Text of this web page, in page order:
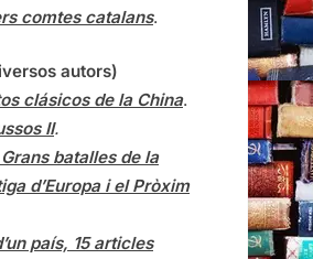
comtes catalans.
autors)
clásicos de la China.
II.
batalles de la
d’Europa i el Pròxim
país, 15 articles